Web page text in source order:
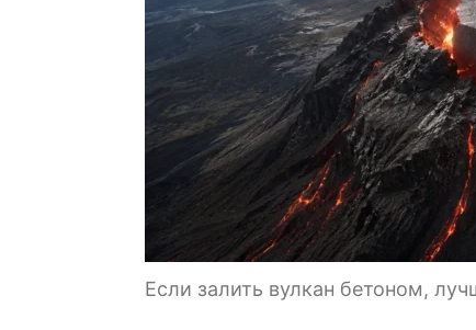
Если залить вулкан бетоном,